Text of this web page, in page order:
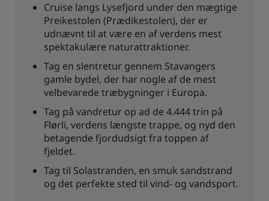
Cruise langs Lysefjord under den mægtige
Preikestolen (Prædikestolen), der er
udnævnt til at være en af verdens mest
spektakulære naturattraktioner.
Tag en slentretur gennem Stavangers
gamle bydel, der har nogle af de mest
velbevarede træbygninger i Europa.
Tag på vandretur op ad de 4.444 trin på
Flørli, verdens længste trappe, og nyd den
betagende fjordudsigt fra toppen af
fjeldet.
Tag til Solastranden, en smuk sandstrand
og det perfekte sted til vind- og vandsport.